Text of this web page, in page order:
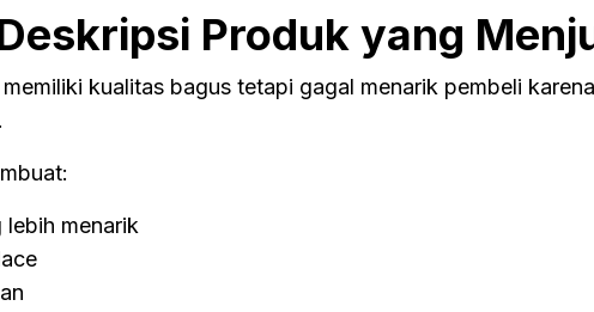
Produk yang
kualitas bagus tetapi gagal menarik pembeli
menarik